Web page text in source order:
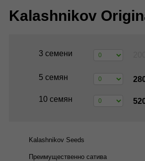
Kalashnikov
3 семени
5 семян
10 семян
Kalashnikov Seeds
Преимущественно сатива